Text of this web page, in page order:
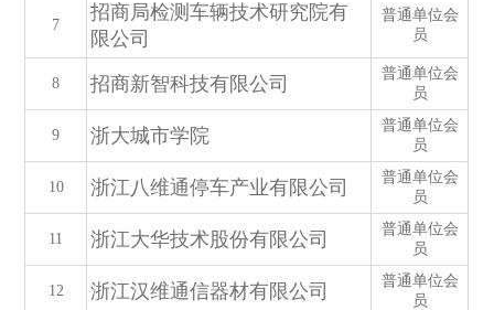
7
招商局检测车辆技术研究院有
限公司
普通单位会
员
8 招商新智科技有限公司
普通单位会
员
9 浙大城市学院
普通单位会
员
10 浙江八维通停车产业有限公司
普通单位会
员
11 浙江大华技术股份有限公司
普通单位会
员
12 浙江汉维通信器材有限公司
普通单位会
员